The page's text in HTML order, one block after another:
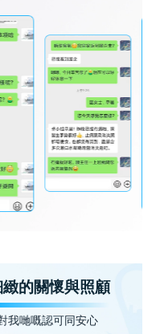
的關懷與照顧
我哋嘅認可同安心